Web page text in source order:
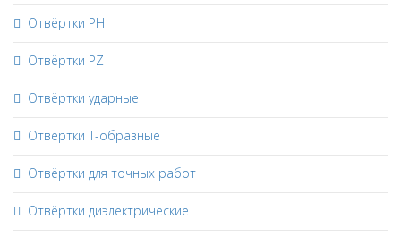
Отвёртки PH
Отвёртки PZ
Отвёртки ударные
Отвёртки Т-образные
Отвёртки для точных работ
Отвёртки диэлектрические